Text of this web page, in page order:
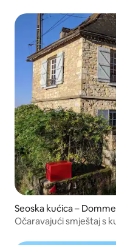
Seoska kućica – Domme